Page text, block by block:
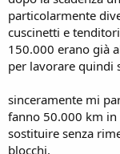
particolarmente
cuscinetti e
150.000 erano già
per lavorare quindi
sinceramente mi
fanno 50.000 km
sostituire senza
blocchi.